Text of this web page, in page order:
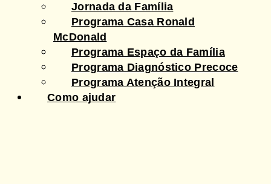
Jornada da Família
Programa Casa Ronald
McDonald
Programa Espaço da Família
Programa Diagnóstico Precoce
Programa Atenção Integral
Como ajudar